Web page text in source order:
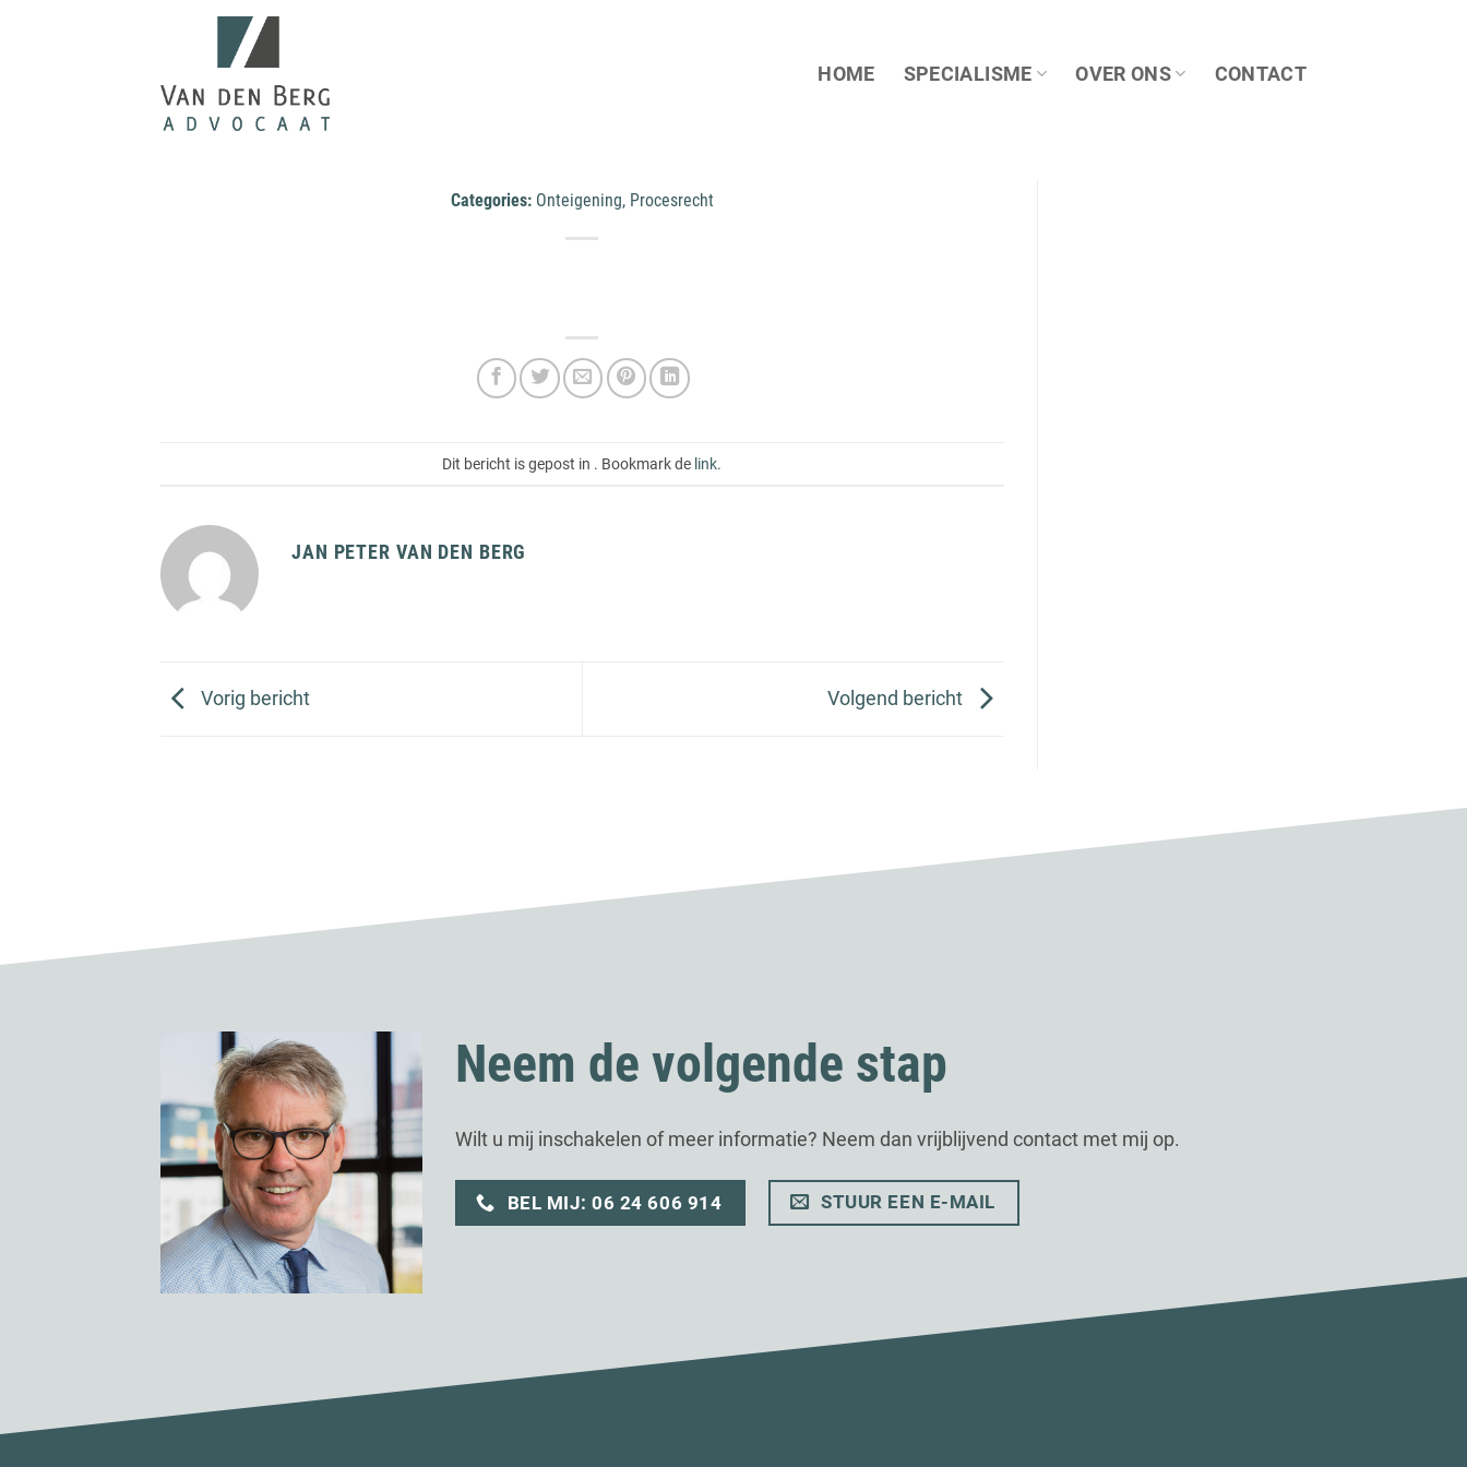
HOME SPECIALISME OVER ONS CONTACT
Categories: Onteigening, Procesrecht
Dit bericht is gepost in . Bookmark de link.
JAN PETER VAN DEN BERG
Vorig bericht Volgend bericht
Neem de volgende stap
Wilt u mij inschakelen of meer informatie? Neem dan vrijblijvend contact met mij op.
BEL MIJ: 06 24 606 914 STUUR EEN E-MAIL